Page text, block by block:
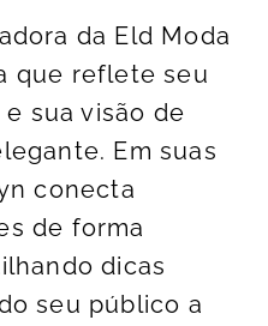
da Eld Moda
que reflete seu
sua visão de
Em suas
conecta
de forma
dicas
seu público a